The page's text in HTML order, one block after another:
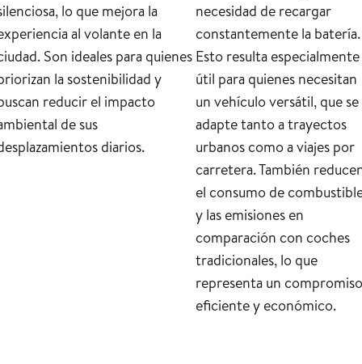
lo que mejora la
al volante en la
Son ideales para quienes
la sostenibilidad y
reducir el impacto
de sus
diarios.
necesidad de recargar
constantemente la batería.
Esto resulta especialmente
útil para quienes necesitan
un vehículo versátil, que se
adapte tanto a trayectos
urbanos como a viajes por
carretera. También
el consumo de
y las emisiones en
comparación con coches
tradicionales, lo que
representa un compromiso
eficiente y económico.